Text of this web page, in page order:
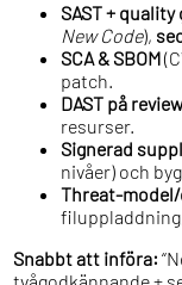
SAST + quality
New Code),
SCA & SBOM
patch.
DAST på
resurser.
Signerad
nivåer) och
Threat-
Snabbt att införa: